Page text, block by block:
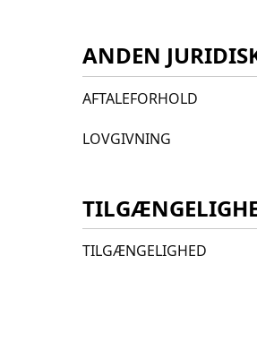
ANDEN
AFTALEFORHOLD
LOVGIVNING
TILGÆNGELIGHED